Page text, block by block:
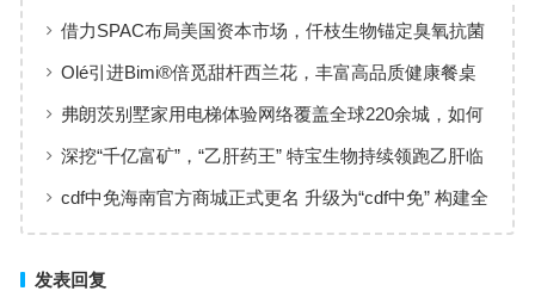
工薪族借钱选择指南
借力SPAC布局美国资本市场，仟枝生物锚定臭氧抗菌
黄金赛道
Olé引进Bimi®倍觅甜杆西兰花，丰富高品质健康餐桌
新选择
弗朗茨别墅家用电梯体验网络覆盖全球220余城，如何
实现高效服务响应
深挖“千亿富矿”，“乙肝药王” 特宝生物持续领跑乙肝临
床治愈
cdf中免海南官方商城正式更名 升级为“cdf中免” 构建全
发表回复